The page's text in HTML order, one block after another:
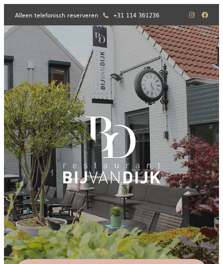
Alleen telefonisch reserveren +31 114 361236